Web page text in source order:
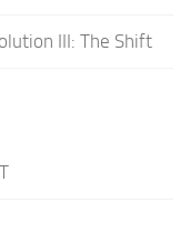
III: The Shift